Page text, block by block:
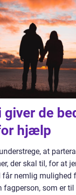
giver de
hjælp
at
der skal til, for at
får nemlig mulighed
fagperson, som er